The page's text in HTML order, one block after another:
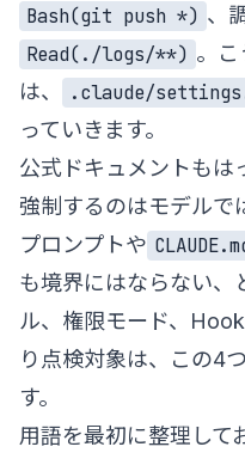
Bash(git push *) 、
Read(./logs/**) 。こ
は、
.claude/
っていきます。
公式ドキュメントもは
強制するのはモデルで
プロンプトや
も境界にはならない、
ル、権限モード、
り点検対象は、この4
す。
用語を最初に整理して